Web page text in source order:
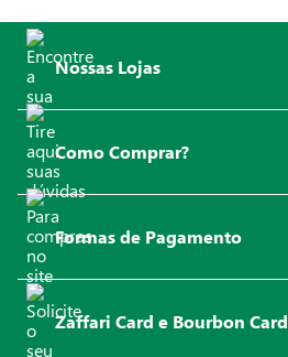
Nossas Lojas
Como Comprar?
Formas de Pagamento
Zaffari Card e Bourbon Card